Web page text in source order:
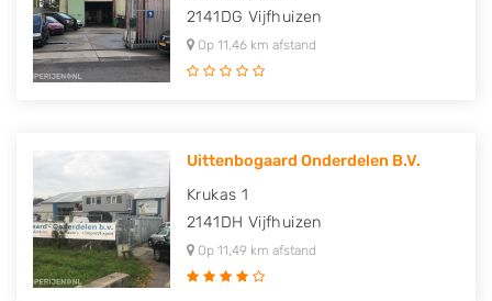
2141DG Vijfhuizen
Op 11,46 km afstand
Uittenbogaard Onderdelen B.V.
Krukas 1
2141DH Vijfhuizen
Op 11,49 km afstand